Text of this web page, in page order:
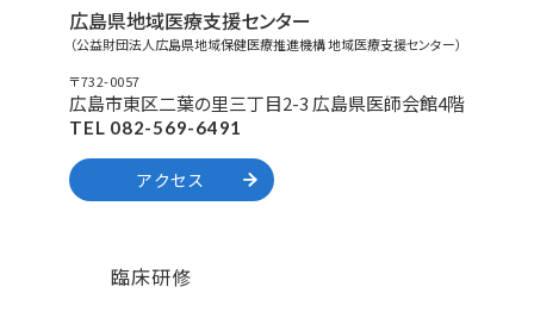
広島県地域医療支援センター
（公益財団法人広島県地域保健医療推進機構 地域医療支援センター）
〒732-0057
広島市東区二葉の里三丁目2-3 広島県医師会館4階
TEL 082-569-6491
アクセス
臨床研修